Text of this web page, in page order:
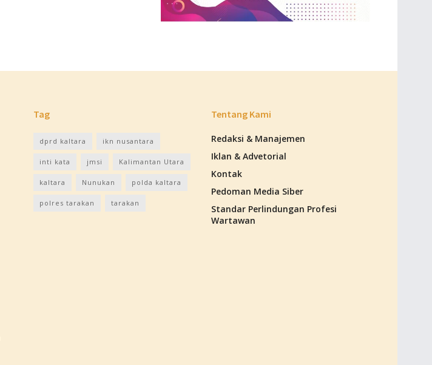
Tag
dprd kaltara ikn nusantara
inti kata jmsi Kalimantan Utara
kaltara Nunukan polda kaltara
polres tarakan tarakan
Tentang Kami
Redaksi & Manajemen
Iklan & Advetorial
Kontak
Pedoman Media Siber
Standar Perlindungan Profesi
Wartawan